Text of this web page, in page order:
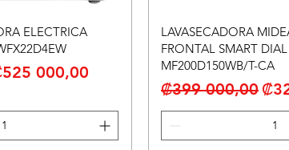
ELECTRICA
de oferta
000,00
LAVASECADORA
FRONTAL SMART
MF200D150WB/T-CA
Precio
₡399 000,00